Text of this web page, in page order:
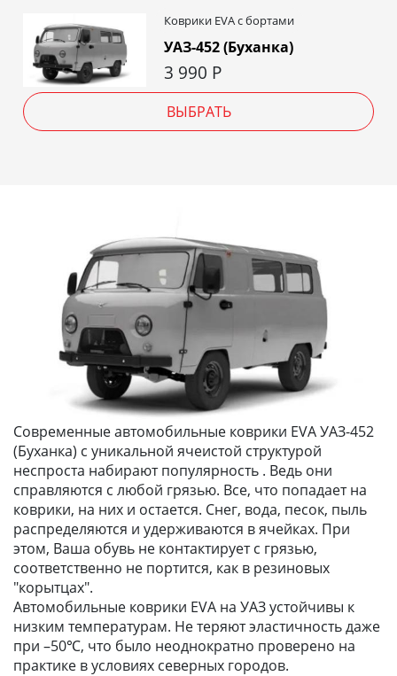
Коврики EVA c бортами
УАЗ-452 (Буханка)
3 990 Р
ВЫБРАТЬ
Современные автомобильные коврики EVA УАЗ-452
(Буханка) с уникальной ячеистой структурой
неспроста набирают популярность . Ведь они
справляются с любой грязью. Все, что попадает на
коврики, на них и остается. Снег, вода, песок, пыль
распределяются и удерживаются в ячейках. При
этом, Ваша обувь не контактирует с грязью,
соответственно не портится, как в резиновых
"корытцах".
Автомобильные коврики EVA на УАЗ устойчивы к
низким температурам. Не теряют эластичность даже
при –50℃, что было неоднократно проверено на
практике в условиях северных городов.